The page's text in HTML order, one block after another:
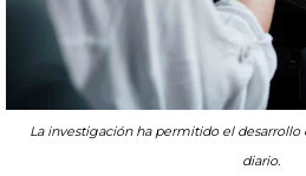
La investigación ha permitido el
diario.